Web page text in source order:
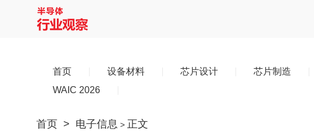
首页 设备材料 芯片设计 芯片制造
WAIC 2026
首页 > 电子信息 > 正文